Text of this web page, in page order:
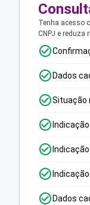
Tenha acesso
CNPJ e reduza
Dados
Situação
Dados